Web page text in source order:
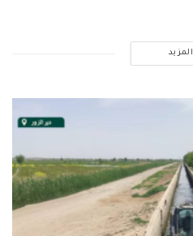
المزيد